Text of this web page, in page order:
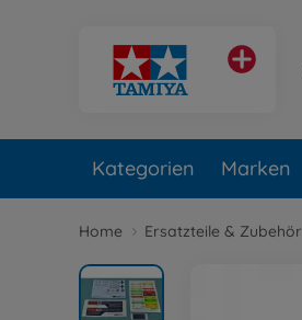
Kategorien Marken
Home Ersatzteile & Zubehör